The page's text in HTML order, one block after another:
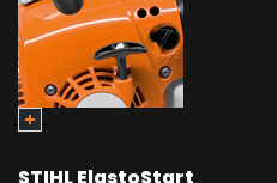
STIHL ElastoStart